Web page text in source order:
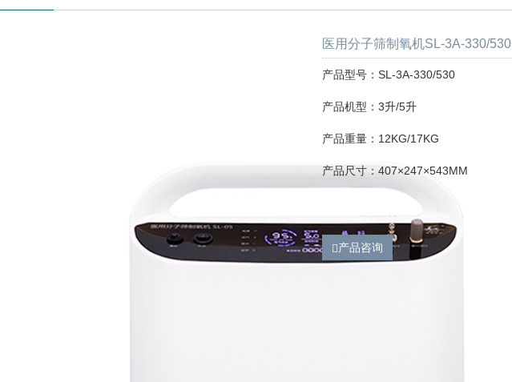
医用分子筛制氧机SL-3A-330/530
产品型号：SL-3A-330/530
产品机型：3升/5升
产品重量：12KG/17KG
产品尺寸：407×247×543MM
产品咨询